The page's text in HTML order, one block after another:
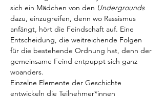
sich ein Mädchen von den Undergrounds
dazu, einzugreifen, denn wo Rassismus
anfängt, hört die Feindschaft auf. Eine
Entscheidung, die weitreichende Folgen
für die bestehende Ordnung hat, denn der
gemeinsame Feind entpuppt sich ganz
woanders.
Einzelne Elemente der Geschichte
entwickeln die Teilnehmer*innen